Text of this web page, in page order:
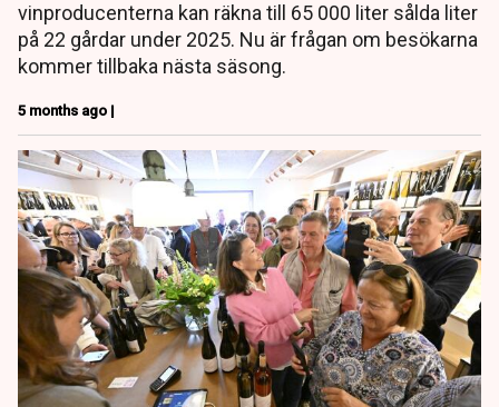
vinproducenterna kan räkna till 65 000 liter sålda liter
på 22 gårdar under 2025. Nu är frågan om besökarna
kommer tillbaka nästa säsong.
5 months ago |